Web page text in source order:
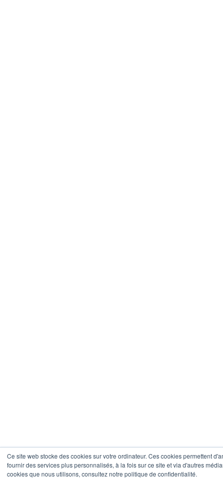
Ce site web stocke des cookies sur votre ordinateur. Ces cookies permettent
fournir des services plus personnalisés, à la fois sur ce site et via d'autres
cookies que nous utilisons, consultez notre politique de confidentialité.